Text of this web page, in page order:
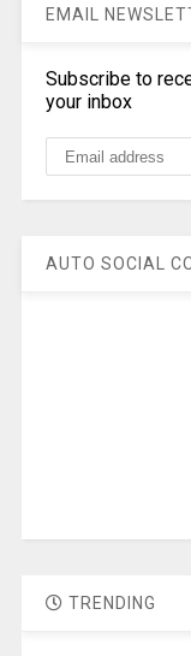
EMAIL
Subscribe to
your inbox
AUTO SOCIAL
TRENDING